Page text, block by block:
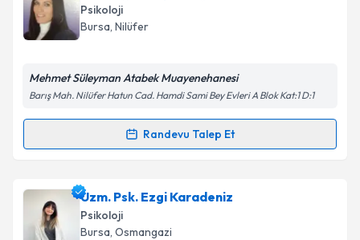
talebi oluşturun. Size bu uzmandan randevu almanız
için bir takvim hazırlandığında e-posta ile
bilgilendireceğiz.
Kişisel verilerimin işlenmesine ilişkinAydınlatma
kapsamda işlenmesini kabul ediyorum.
Takvim Talebini Gönder
Psikoloji
Bursa, Nilüfer
Mehmet Süleyman Atabek Muayenehanesi
Barış Mah. Nilüfer Hatun Cad. Hamdi Sami Bey Evleri A Blok Kat:1 D:1
Randevu Talep Et
Randevu Takvimi Talebi
Psk. Tuğba Toprakeş için randevu takvimi talebi
oluşturun. Size bu uzmandan randevu almanız için bir
takvim hazırlandığında e-posta ile bilgilendireceğiz.
Uzm. Psk. Ezgi Karadeniz
Psikoloji
Bursa, Osmangazi